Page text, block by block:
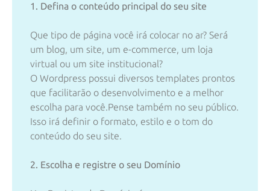
1. Defina o conteúdo principal do seu site
Que tipo de página você irá colocar no ar? Será
um blog, um site, um e-commerce, um loja
virtual ou um site institucional?
O Wordpress possui diversos templates prontos
que facilitarão o desenvolvimento e a melhor
escolha para você.Pense também no seu público.
Isso irá definir o formato, estilo e o tom do
conteúdo do seu site.
2. Escolha e registre o seu Domínio